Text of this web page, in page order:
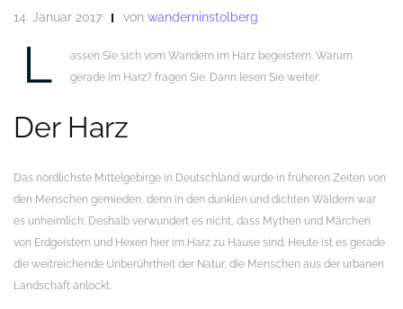
14. Januar 2017 von wanderninstolberg
L
assen Sie sich vom Wandern im Harz begeistern. Warum
gerade im Harz? fragen Sie. Dann lesen Sie weiter:
Der Harz
Das nördlichste Mittelgebirge in Deutschland wurde in früheren Zeiten von
den Menschen gemieden, denn in den dunklen und dichten Wäldern war
es unheimlich. Deshalb verwundert es nicht, dass Mythen und Märchen
von Erdgeistern und Hexen hier im Harz zu Hause sind. Heute ist es gerade
die weitreichende Unberührtheit der Natur, die Menschen aus der urbanen
Landschaft anlockt.